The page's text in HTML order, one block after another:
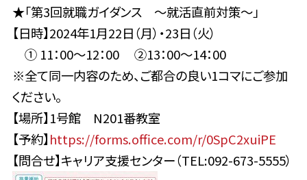
★「第3回就職ガイダンス ～就活直前対策～」
【日時】2024年1月22日（月）・23日（火）
① 11：00～12：00 ②13：00～14：00
※全て同一内容のため、ご都合の良い1コマにご参加
ください。
【場所】1号館 N201番教室
【予約】https://forms.office.com/r/0SpC2xuiPE
【問合せ】キャリア支援センター（TEL:092-673-5555）